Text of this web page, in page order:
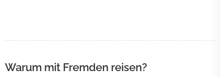
Warum mit Fremden reisen?